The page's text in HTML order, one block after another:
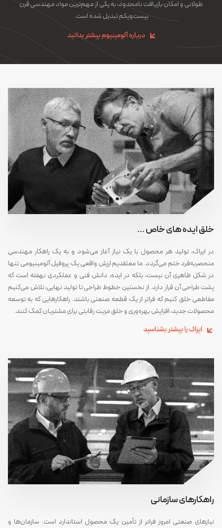
طولانی و امکان بازیافت نامحدود، به یکی از مهم‌ترین مواد مهندسی قرن
بیست‌ویکم تبدیل شده است.
درباره آلومینیوم بیشتر بدانید
خلق ایده های خاص ...
در ایراک، تولید هر محصول با یک نیاز آغاز می‌شود و به یک راهکار مهندسی
منحصربه‌فرد ختم می‌گردد. ما معتقدیم ارزش واقعی یک پروفیل آلومینیومی تنها
در شکل ظاهری آن نیست، بلکه در ایده، دانش فنی و عملکردی نهفته است که
پشت طراحی آن قرار دارد. از نخستین خطوط طراحی تا تولید نهایی، تلاش می‌کنیم
مقاطعی خلق کنیم که فراتر از یک قطعه صنعتی باشند. راهکارهایی که به توسعه
محصولات جدید، افزایش بهره‌وری و خلق مزیت رقابتی برای مشتریان کمک کنند.
ایراک را بیشتر بشناسید
راهکار‌های سازمانی
نیازهای صنعتی امروز فراتر از تأمین یک محصول استاندارد است. سازمان‌ها و